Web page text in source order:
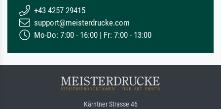
+43 4257 29415
support@meisterdrucke.com
Mo-Do: 7:00 - 16:00 | Fr: 7:00 - 13:00
Kärntner Strasse 46